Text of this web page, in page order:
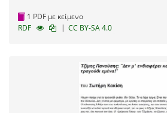
1 PDF με κείμενο
RDF
| CC BY-SA 4.0